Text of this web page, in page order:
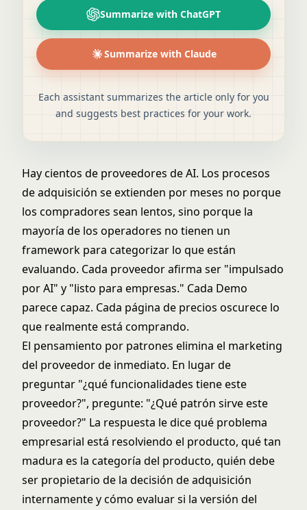
Summarize with ChatGPT
Summarize with Claude
Each assistant summarizes the article only for you
and suggests best practices for your work.
Hay cientos de proveedores de AI. Los procesos
de adquisición se extienden por meses no porque
los compradores sean lentos, sino porque la
mayoría de los operadores no tienen un
framework para categorizar lo que están
evaluando. Cada proveedor afirma ser "impulsado
por AI" y "listo para empresas." Cada Demo
parece capaz. Cada página de precios oscurece lo
que realmente está comprando.
El pensamiento por patrones elimina el marketing
del proveedor de inmediato. En lugar de
preguntar "¿qué funcionalidades tiene este
proveedor?", pregunte: "¿Qué patrón sirve este
proveedor?" La respuesta le dice qué problema
empresarial está resolviendo el producto, qué tan
madura es la categoría del producto, quién debe
ser propietario de la decisión de adquisición
internamente y cómo evaluar si la versión del